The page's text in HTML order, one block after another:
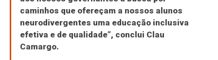
caminhos que ofereçam a nossos alunos
neurodivergentes uma educação inclusiva
efetiva e de qualidade”, conclui Clau
Camargo.